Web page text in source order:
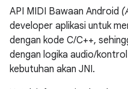
API MIDI Bawaan Android
developer aplikasi untuk
dengan kode C/C++,
dengan logika audio/
kebutuhan akan JNI.